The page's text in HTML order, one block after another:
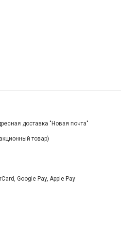
доставка "Новая почта"
товар)
Google Pay, Apple Pay